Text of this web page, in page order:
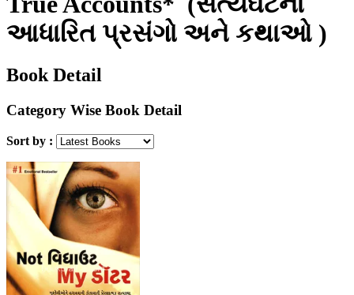
આધારિત પ્રસંગો અને કથાઓ )
Book Detail
Category Wise Book Detail
Sort by :